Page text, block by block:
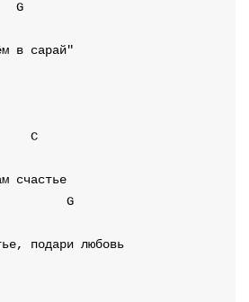
G
в сарай"
C
G
подари любовь